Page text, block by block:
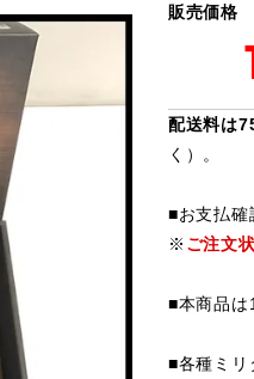
販売価格
配送料は
く）。
■お支払確
※ ご注文
■本商品は
■各種ミリ